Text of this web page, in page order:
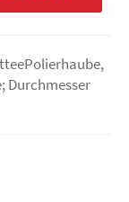
Durchmesser